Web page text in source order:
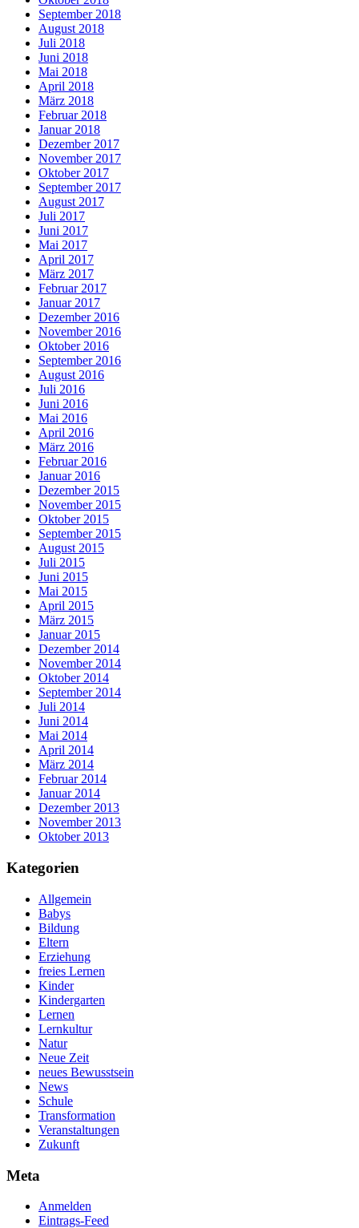
September 2018
August 2018
Juli 2018
Juni 2018
Mai 2018
April 2018
März 2018
Februar 2018
Januar 2018
Dezember 2017
November 2017
Oktober 2017
September 2017
August 2017
Juli 2017
Juni 2017
Mai 2017
April 2017
März 2017
Februar 2017
Januar 2017
Dezember 2016
November 2016
Oktober 2016
September 2016
August 2016
Juli 2016
Juni 2016
Mai 2016
April 2016
März 2016
Februar 2016
Januar 2016
Dezember 2015
November 2015
Oktober 2015
September 2015
August 2015
Juli 2015
Juni 2015
Mai 2015
April 2015
März 2015
Januar 2015
Dezember 2014
November 2014
Oktober 2014
September 2014
Juli 2014
Juni 2014
Mai 2014
April 2014
März 2014
Februar 2014
Januar 2014
Dezember 2013
November 2013
Oktober 2013
Kategorien
Allgemein
Babys
Bildung
Eltern
Erziehung
freies Lernen
Kinder
Kindergarten
Lernen
Lernkultur
Natur
Neue Zeit
neues Bewusstsein
News
Schule
Transformation
Veranstaltungen
Zukunft
Meta
Anmelden
Eintrags-Feed